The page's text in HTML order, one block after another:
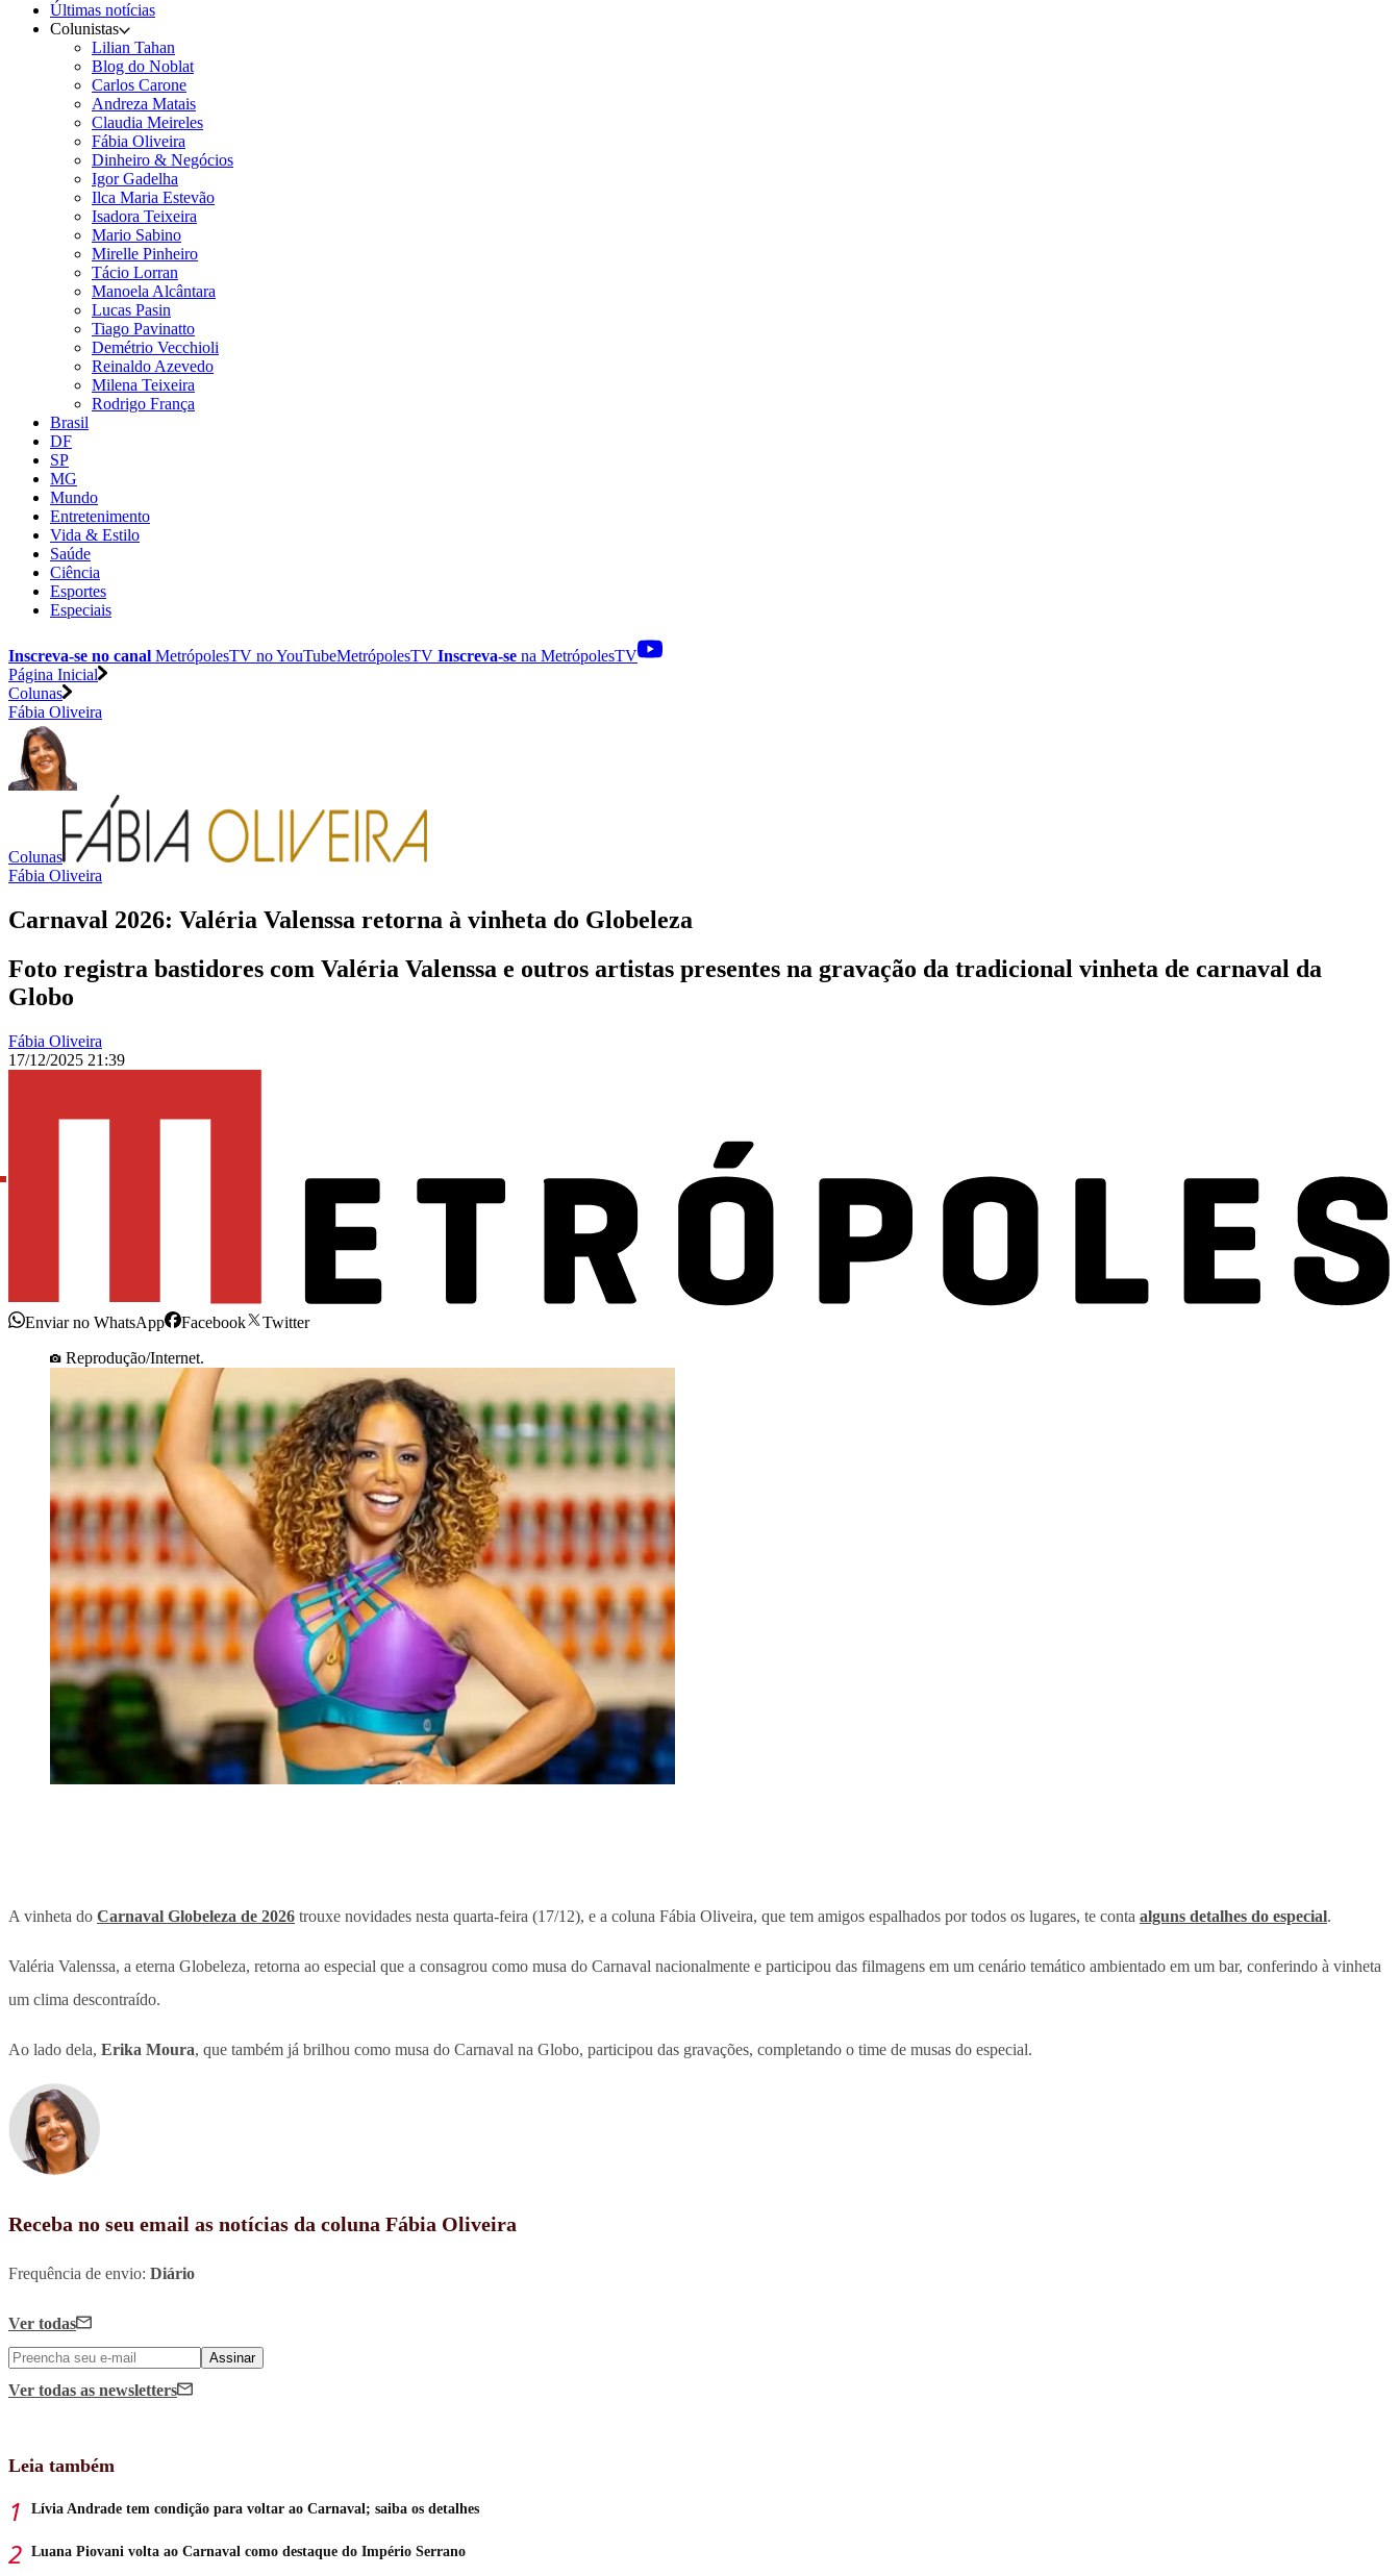
Últimas notícias
Colunistas
Lilian Tahan
Blog do Noblat
Carlos Carone
Andreza Matais
Claudia Meireles
Fábia Oliveira
Dinheiro & Negócios
Igor Gadelha
Ilca Maria Estevão
Isadora Teixeira
Mario Sabino
Mirelle Pinheiro
Tácio Lorran
Manoela Alcântara
Lucas Pasin
Tiago Pavinatto
Demétrio Vecchioli
Reinaldo Azevedo
Milena Teixeira
Rodrigo França
Brasil
DF
SP
MG
Mundo
Entretenimento
Vida & Estilo
Saúde
Ciência
Esportes
Especiais
Inscreva-se no canal MetrópolesTV noYouTubeMetrópolesTV Inscreva-se na MetrópolesTV
Página Inicial
Colunas
Fábia Oliveira
Colunas
Fábia Oliveira
Carnaval 2026: Valéria Valenssa retorna à vinheta do Globeleza
Foto registra bastidores com Valéria Valenssa e outros artistas presentes na gravação da tradicional vinheta de carnaval da
Globo
Fábia Oliveira
17/12/2025 21:39
Enviar no WhatsApp Facebook
Twitter
Reprodução/Internet.
A vinheta do Carnaval Globeleza de 2026 trouxe novidades nesta quarta-feira (17/12), e a coluna Fábia Oliveira, que tem amigos espalhados por todos os lugares, te conta alguns detalhes do especial.
Valéria Valenssa, a eterna Globeleza, retorna ao especial que a consagrou como musa do Carnaval nacionalmente e participou das filmagens em um cenário temático ambientado em um bar, conferindo à vinheta
um clima descontraído.
Ao lado dela, Erika Moura, que também já brilhou como musa do Carnaval na Globo, participou das gravações, completando o time de musas do especial.
Receba no seu email as notícias da coluna Fábia Oliveira
Frequência de envio: Diário
Ver todas
Assinar
Ver todas as newsletters
Leia também
Lívia Andrade tem condição para voltar ao Carnaval; saiba os detalhes
Luana Piovani volta ao Carnaval como destaque do Império Serrano